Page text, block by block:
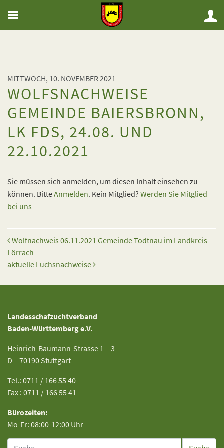
MITTWOCH, 10. NOVEMBER 2021
WOLFSNACHWEISE
GEMEINDE BAIERSBRONN,
LK FDS, 24.08. UND
22.10.2021
Sie müssen sich anmelden, um diesen Inhalt einsehen zu
können. BitteAnmelden. Kein Mitglied? Werden Sie Mitglied
bei uns
Beitrags-Navigation
Wolfnachweis 06.11.2021 Gemeinde Todtnau im Landkreis
Lörrach
aktuelle Luchsnachweise
Landesschafzuchtverband
Baden-Württemberg e.V.
Heinrich-Baumann-Strasse 1 – 3
D – 70190 Stuttgart
Tel.: 0711 / 166 55 40
Fax : 0711 / 166 55 41
Bürozeiten:
Mo-Fr: 08:00-12:00 Uhr
Suche